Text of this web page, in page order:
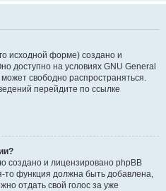
исходной форме) создано и
доступно на условиях GNU General
свободно распространяться.
перейдите по ссылке
создано и лицензировано phpBB
то функция должна быть добавлена,
отдать свой голос за уже